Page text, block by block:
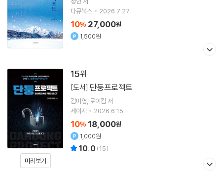
다큐북스
2026.7.27.
10% 27,000원
1,500원
15
미리보기
[도서] 단둥프로젝트
김미영 로이킴 저
세이지
2026.6.15.
10% 18,000원
1,000원
10.0 (15)